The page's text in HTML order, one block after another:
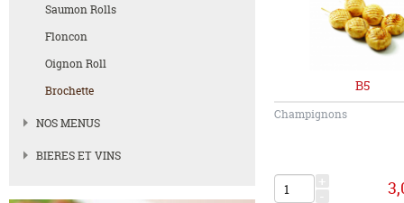
Saumon Rolls
Floncon
Oignon Roll
Brochette
NOS MENUS
BIERES ET VINS
B5
Champignons